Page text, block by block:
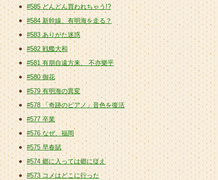
#585 どんどん買われちゃう!?
#584 新幹線、有明海を走る？
#583 ありがた迷惑
#582 戦艦大和
#581 有朋自遠方来、 不亦樂乎
#580 御花
#579 有明海の異変
#578 「奇跡のピアノ」音色を復活
#577 卒業
#576 なぜ、福岡
#575 早春賦
#574 郷に入っては郷に従え
#573 コメはどこに行った